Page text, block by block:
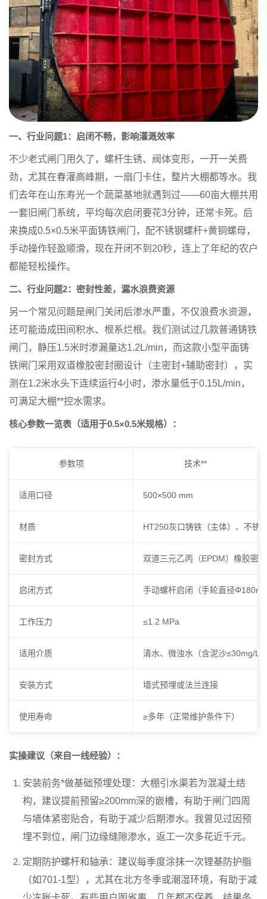
一、行业问题1：启闭不畅，影响灌溉效率
不少老式闸门用久了，螺杆生锈、阀体变形，一开一关费
劲，尤其在春灌高峰期，一扇门卡住，整片大棚都等水。我
们去年在山东寿光一个蔬菜基地就遇到过——60亩大棚共用
一套旧闸门系统，平均每次启闭要花3分钟，还常卡死。后
来换成0.5×0.5米平面铸铁闸门
，配不锈钢螺杆+黄铜螺母，
手动操作轻盈顺滑，现在开闭不到20秒，连上了年纪的农户
都能轻松操作。
二、行业问题2：密封性差，漏水浪费资源
另一个常见问题是闸门关闭后渗水严重，不仅浪费水资源，
还可能造成田间积水、根系烂根。我们测试过几款普通铸铁
闸门，静压1.5米时渗漏量达1.2L/min，而这款小型平面铸
铁闸门 采用双道橡胶密封圈设计（主密封+辅助密封），实
测在1.2米水头下连续运行4小时，渗水量低于0.15L/min，
可满足大棚**控水需求。
核心参数一览表（适用于0.5×0.5米规格）：
参数项 技术**
适用口径 500×500 mm
材质 HT250灰口铸铁（主体）、不锈
密封方式 双道三元乙丙（EPDM）橡胶密
启闭方式 手动螺杆启闭（手轮直径
工作压力 ≤1.2 MPa
适用介质 清水、微浊水（含泥沙≤30mg/L
安装方式 墙式预埋或法兰连接
使用寿命 ≥多年（正常维护条件下）
实操建议（来自一线经验）：
安装前务*做基础预埋处理 ：大棚引水渠若为混凝土结
构，建议提前预留≥200mm深的嵌槽，有助于闸门四周
与墙体紧密贴合，有助于减少后期渗水。我曾见过因预
埋不到位，闸门边缘缝隙渗水，返工一次多花近千元。
定期防护螺杆和轴承 ：建议每季度涂抹一次锂基防护脂
（如701-1型），尤其在北方冬季或潮湿环境，有助于减